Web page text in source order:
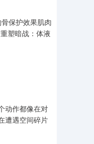
保护效果肌肉
塑暗战：体液
动作都像在对
遭遇空间碎片